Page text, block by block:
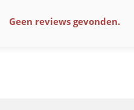
Geen reviews gevonden.